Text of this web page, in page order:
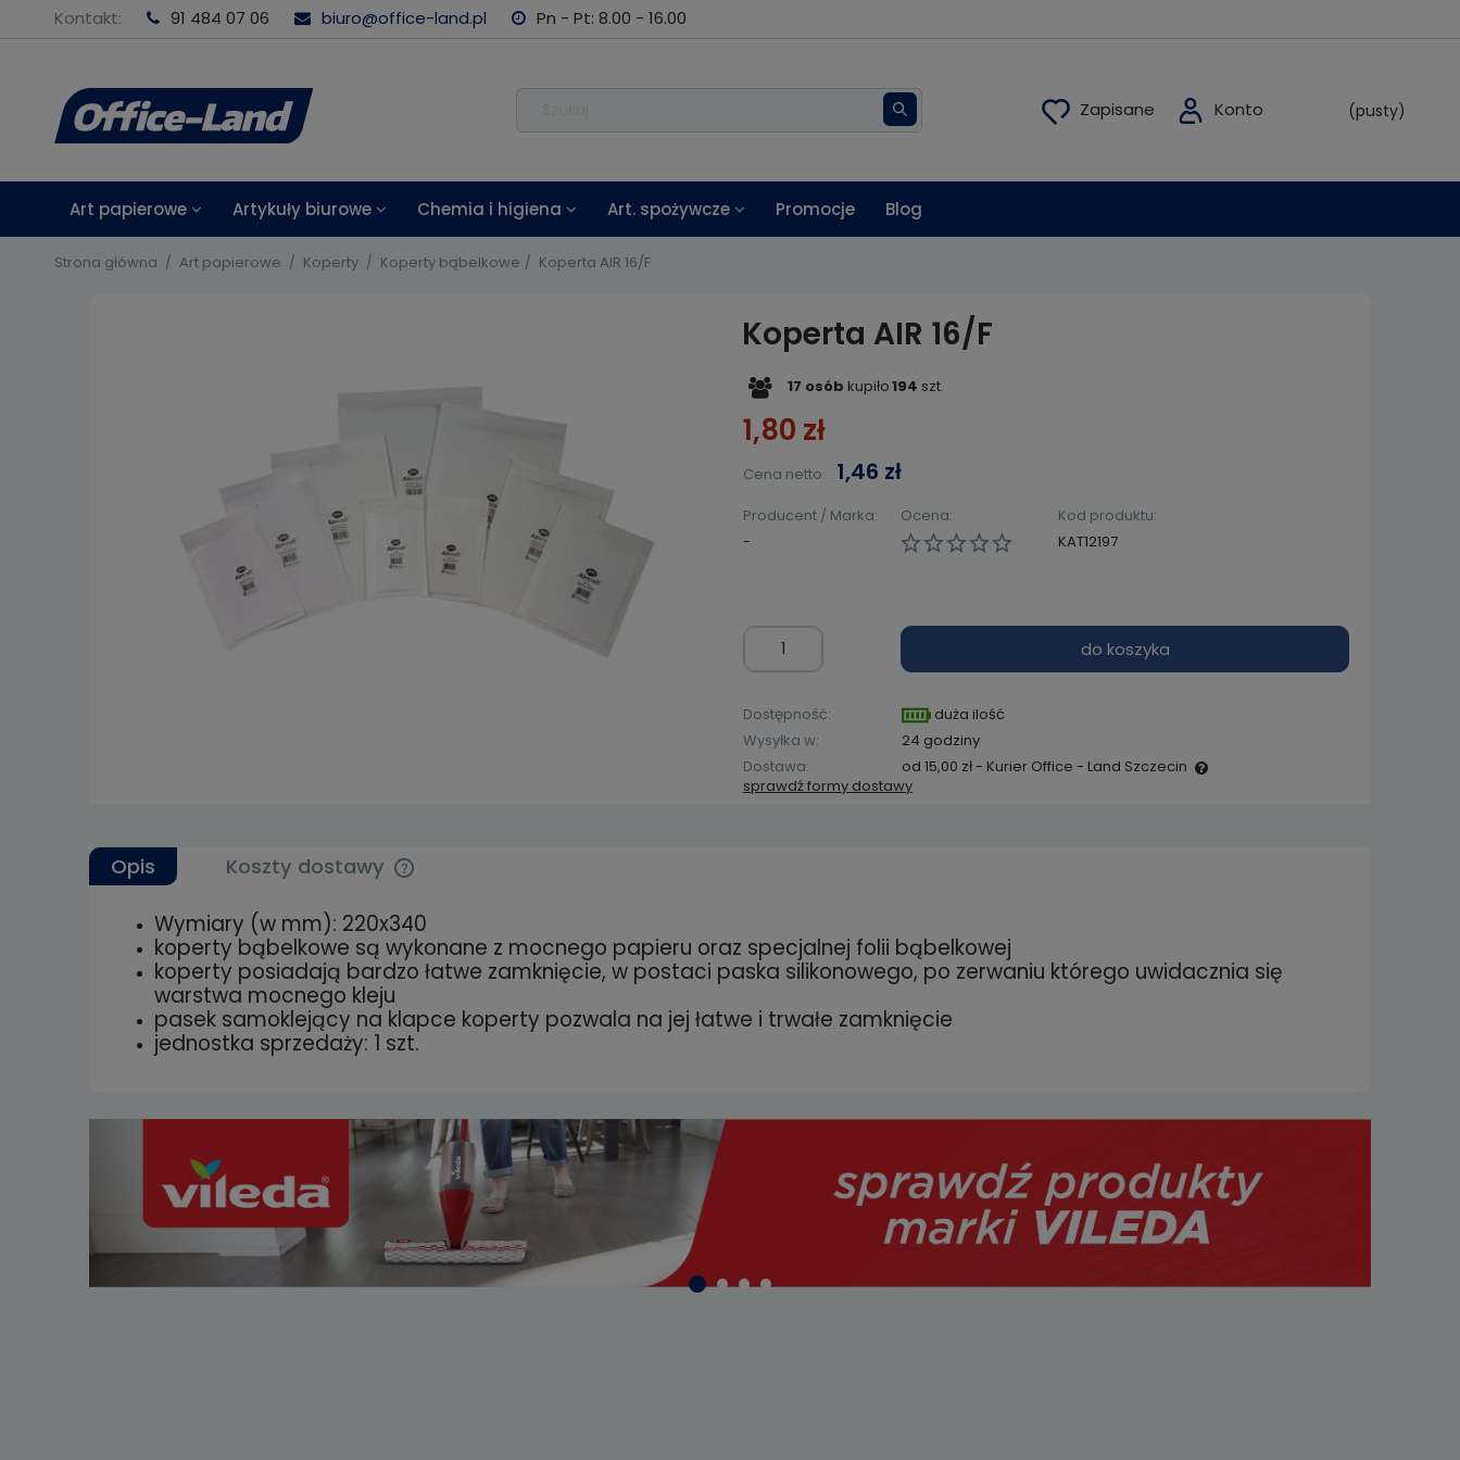
Kontakt: 91 484 07 06 biuro@office-land.pl Pn - Pt: 8.00 - 16.00
(pusty)
Art papierowe Artykuły biurowe Chemia i higiena Art. spożywcze Promocje Blog
Strona główna Art papierowe Koperty Koperty bąbelkowe Koperta AIR 16/F
Koperta AIR 16/F
17 osób kupiło194 szt.
1,80 zł
Cena netto: 1,46 zł
Ocena:
Producent / Marka:
-
Kod produktu:
KAT12197
do koszyka
Dostępność:
duża ilość
Wysyłka w:
24 godziny
Dostawa:
od 15,00 zł- Kurier Office - Land Szczecin
sprawdź formy dostawy
Opis Koszty dostawy
Cena nie zawiera ewentualnych
kosztów płatności
Wymiary (w mm): 220x340
koperty bąbelkowe są wykonane z mocnego papieru oraz specjalnej folii bąbelkowej
koperty posiadają bardzo łatwe zamknięcie, w postaci paska silikonowego, po zerwaniu którego uwidacznia się
warstwa mocnego kleju
pasek samoklejący na klapce koperty pozwala na jej łatwe i trwałe zamknięcie
jednostka sprzedaży: 1 szt.